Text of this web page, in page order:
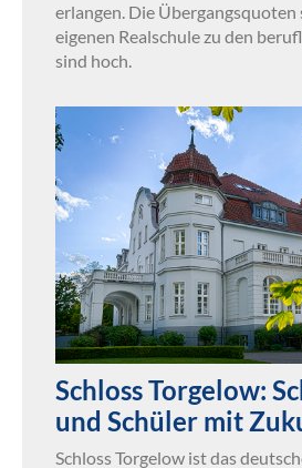
erlangen. Die Übergangsquoten
eigenen Realschule zu den
sind hoch.
Schloss Torgelow:
und Schüler mit
Schloss Torgelow ist das